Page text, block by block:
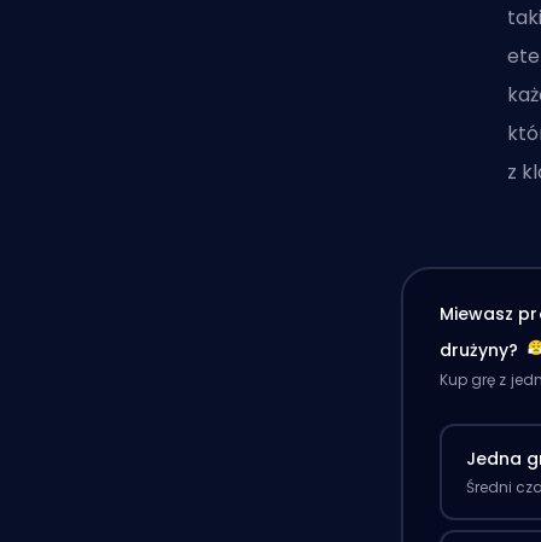
z
Miewasz
drużyny?
Kup grę z
Jedna
Średni